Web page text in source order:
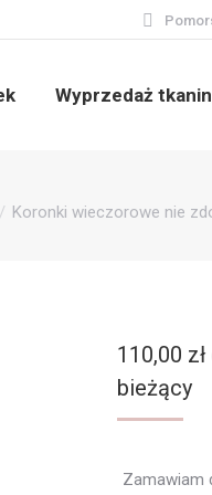
Wyprzedaż tkanin
Koronki wieczorowe nie
110,00 zł
bieżący
Zamawiam